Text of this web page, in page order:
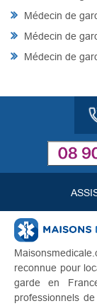
Médecin de
Médecin de
Médecin de
reconnue pour
garde en
professionnels